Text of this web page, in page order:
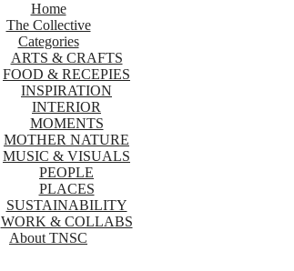
Home
The Collective
Categories
ARTS & CRAFTS
FOOD & RECEPIES
INSPIRATION
INTERIOR
MOMENTS
MOTHER NATURE
MUSIC & VISUALS
PEOPLE
PLACES
SUSTAINABILITY
WORK & COLLABS
About TNSC